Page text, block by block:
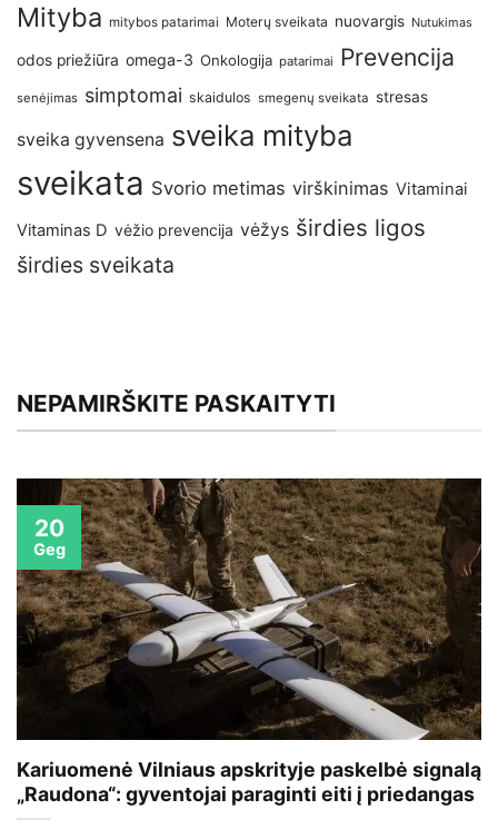
Mityba mitybos patarimai Moterų sveikata nuovargis Nutukimas
odos priežiūra omega-3 Onkologija patarimai Prevencija
senėjimas simptomai skaidulos smegenų sveikata stresas
sveika gyvensena sveika mityba
sveikata Svorio metimas virškinimas Vitaminai
Vitaminas D vėžio prevencija vėžys širdies ligos
širdies sveikata
NEPAMIRŠKITE PASKAITYTI
Kariuomenė Vilniaus apskrityje paskelbė signalą
„Raudona“: gyventojai paraginti eiti į priedangas
20
Geg